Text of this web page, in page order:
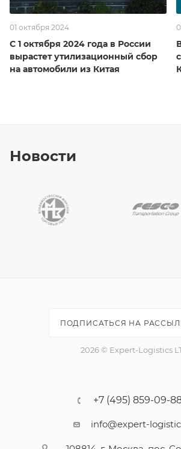
01 октября 2024
С 1 октября 2024 года в России
вырастет утилизационный сбор
на автомобили из Китая
Новости
ПОДПИСАТЬСЯ НА
2026 © Expert-Logistics
+7 (495) 859-09-
info@expert-